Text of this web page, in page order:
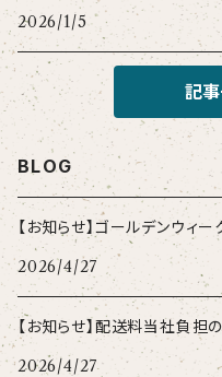
2026/1/5
記
BLOG
【お知らせ】ゴールデンウィ
2026/4/27
【お知らせ】配送料当社負担
2026/4/27